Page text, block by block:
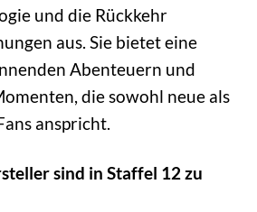
und die Rückkehr
aus. Sie bietet eine
Abenteuern und
die sowohl neue als
anspricht.
sind in Staffel 12 zu